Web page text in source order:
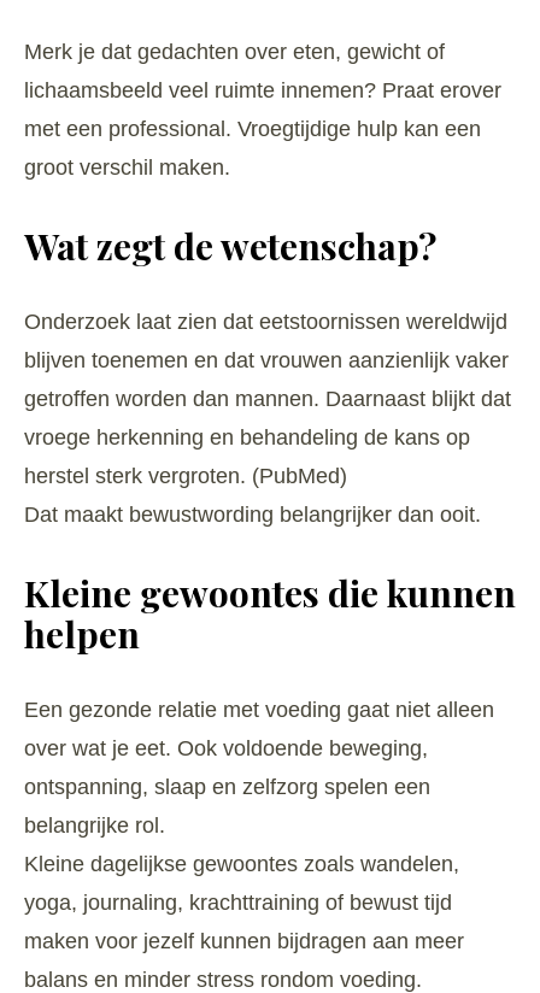
Merk je dat gedachten over eten, gewicht of
lichaamsbeeld veel ruimte innemen? Praat erover
met een professional. Vroegtijdige hulp kan een
groot verschil maken.
Wat zegt de wetenschap?
Onderzoek laat zien dat eetstoornissen wereldwijd
blijven toenemen en dat vrouwen aanzienlijk vaker
getroffen worden dan mannen. Daarnaast blijkt dat
vroege herkenning en behandeling de kans op
herstel sterk vergroten. (PubMed)
Dat maakt bewustwording belangrijker dan ooit.
Kleine gewoontes die kunnen
helpen
Een gezonde relatie met voeding gaat niet alleen
over wat je eet. Ook voldoende beweging,
ontspanning, slaap en zelfzorg spelen een
belangrijke rol.
Kleine dagelijkse gewoontes zoals wandelen,
yoga, journaling, krachttraining of bewust tijd
maken voor jezelf kunnen bijdragen aan meer
balans en minder stress rondom voeding.